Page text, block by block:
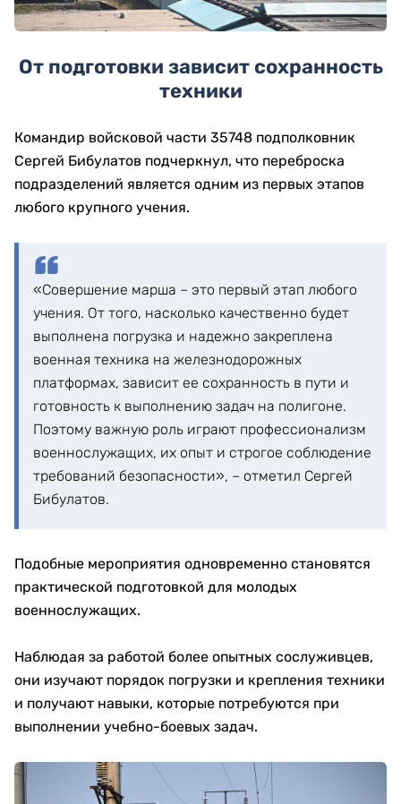
От подготовки зависит сохранность
техники
Командир войсковой части 35748 подполковник
Сергей Бибулатов подчеркнул, что переброска
подразделений является одним из первых этапов
любого крупного учения.
«Совершение марша – это первый этап любого
учения. От того, насколько качественно будет
выполнена погрузка и надежно закреплена
военная техника на железнодорожных
платформах, зависит ее сохранность в пути и
готовность к выполнению задач на полигоне.
Поэтому важную роль играют профессионализм
военнослужащих, их опыт и строгое соблюдение
требований безопасности», – отметил Сергей
Бибулатов.
Подобные мероприятия одновременно становятся
практической подготовкой для молодых
военнослужащих.
Наблюдая за работой более опытных сослуживцев,
они изучают порядок погрузки и крепления техники
и получают навыки, которые потребуются при
выполнении учебно-боевых задач.